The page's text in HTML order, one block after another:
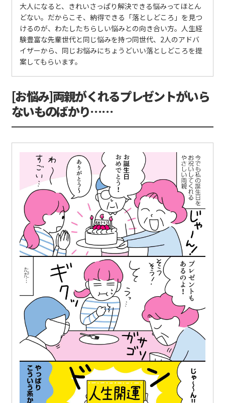
大人になると、きれいさっぱり解決できる悩みってほとん
どない。だからこそ、納得できる「落としどころ」を見つ
けるのが、わたしたちらしい悩みとの向き合い方。人生経
験豊富な先輩世代と同じ悩みを持つ同世代、2人のアドバ
イザーから、同じお悩みにちょうどいい落としどころを提
案してもらいます。
[お悩み]両親がくれるプレゼントがいら
ないものばかり……